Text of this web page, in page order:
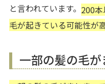
と言われています。 200
毛が起きている可能性が
一部の髪の毛